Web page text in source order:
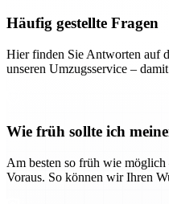
Häufig gestellte Fragen
Hier finden Sie Antworten auf
unseren Umzugsservice –
Wie früh sollte ich
Am besten so früh wie
Voraus. So können wir Ihren